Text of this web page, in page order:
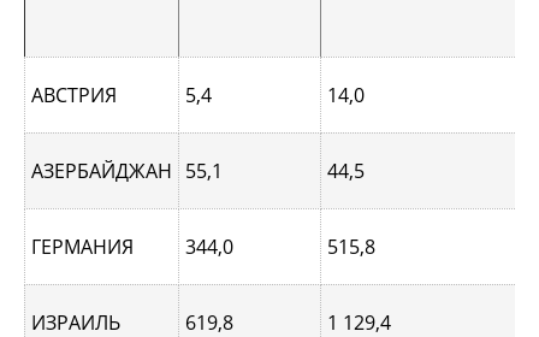
АВСТРИЯ 5,4 14,0
АЗЕРБАЙДЖАН 55,1 44,5
ГЕРМАНИЯ 344,0 515,8
ИЗРАИЛЬ 619,8 1 129,4